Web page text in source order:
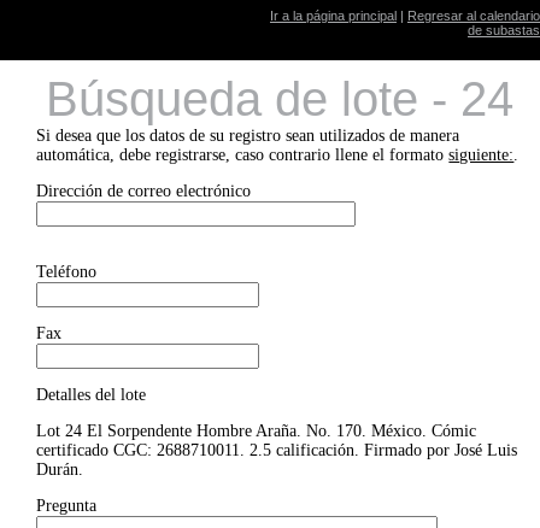
Ir a la página principal | Regresar al calendario
de subastas
Búsqueda de lote - 24
Si desea que los datos de su registro sean utilizados de manera
automática, debe registrarse, caso contrario llene el formatosiguiente:.
Dirección de correo electrónico
Teléfono
Fax
Detalles del lote
Lot 24 El Sorpendente Hombre Araña. No. 170. México. Cómic
certificado CGC: 2688710011. 2.5 calificación. Firmado por José Luis
Durán.
Pregunta